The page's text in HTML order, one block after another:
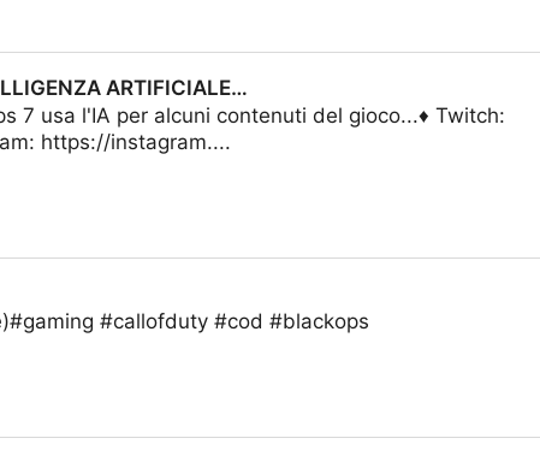
ARTIFICIALE…
7 usa l'IA per alcuni contenuti del gioco...♦ Twitch:
https://instagram....
#callofduty #cod #blackops